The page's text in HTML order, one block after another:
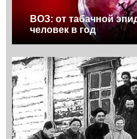
ВОЗ: от табачной
человек в год